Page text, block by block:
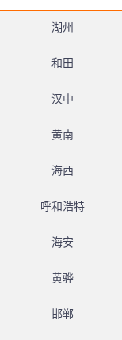
湖州
和田
汉中
黄南
海西
呼和浩特
海安
黄骅
邯郸